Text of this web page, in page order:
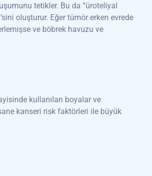
tetikler. Bu da “üroteliyal
oluşturur. Eğer tümör erken evrede
ve böbrek havuzu ve
kullanılan boyalar ve
kanseri risk faktörleri ile büyük